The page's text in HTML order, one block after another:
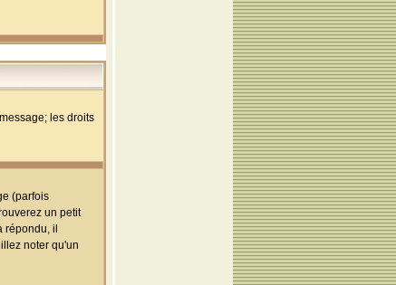
les droits
(parfois
un petit
répondu, il
noter qu'un